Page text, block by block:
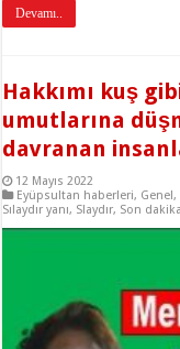
Devamı..
Hakkımı kuş
umutlarına
davranan
12 Mayıs 2022
Eyüpsultan haberleri, Genel,
Sılaydır yanı, Slaydır, Son dakika